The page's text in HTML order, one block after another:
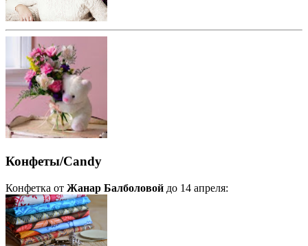
Конфеты/Candy
Конфетка от Жанар Балболовой до 14 апреля: